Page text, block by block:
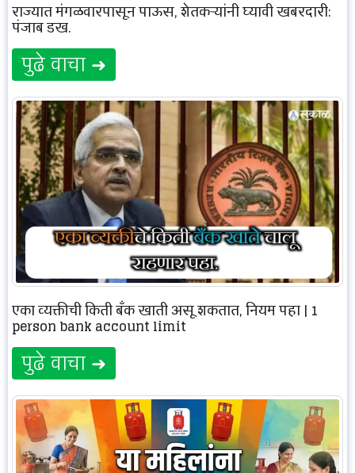
राज्यात मंगळवारपासून पाऊस, शेतकऱ्यांनी घ्यावी खबरदारी:
पंजाब डख.
पुढे वाचा ➜
एका व्यक्तीची किती बँक खाती असू शकतात, नियम पहा | 1
person bank account limit
पुढे वाचा ➜